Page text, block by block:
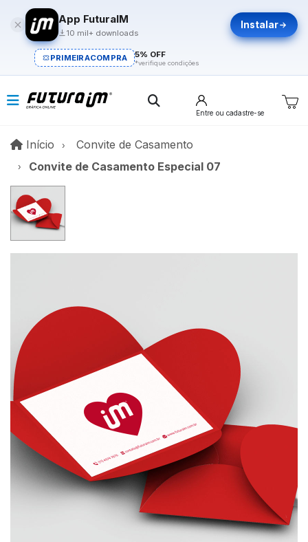
App FuturaIM
10 mil+ downloads
Instalar
PRIMEIRACOMPRA 5% OFF
*verifique condições
Entre ou cadastre-se
Início InícioConvite de Casamento
Convite de Casamento Especial 07